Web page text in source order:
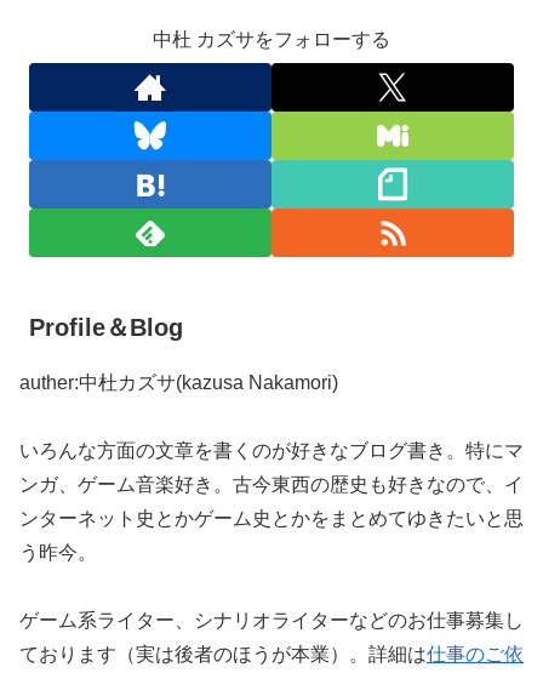
中杜 カズサをフォローする
Profile＆Blog
auther:中杜カズサ(kazusa Nakamori)
いろんな方面の文章を書くのが好きなブログ書き。特にマ
ンガ、ゲーム音楽好き。古今東西の歴史も好きなので、イ
ンターネット史とかゲーム史とかをまとめてゆきたいと思
う昨今。
ゲーム系ライター、シナリオライターなどのお仕事募集し
ております（実は後者のほうが本業）。詳細は仕事のご依